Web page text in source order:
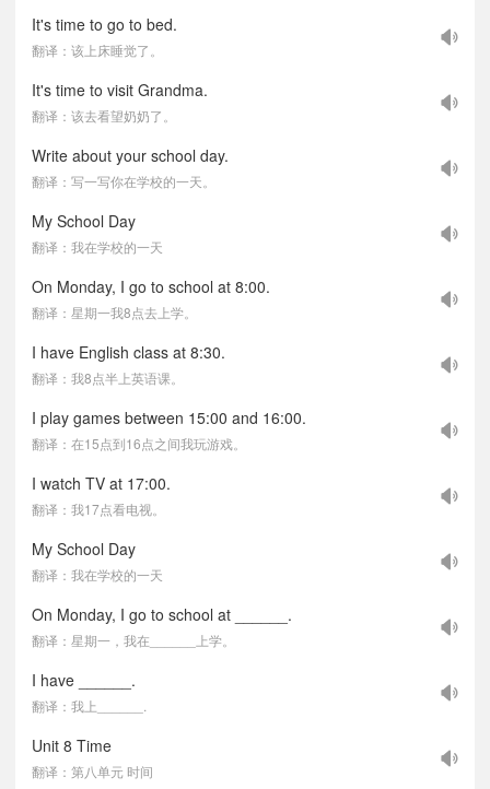
It's time to go to bed.
翻译：该上床睡觉了。
It's time to visit Grandma.
翻译：该去看望奶奶了。
Write about your school day.
翻译：写一写你在学校的一天。
My School Day
翻译：我在学校的一天
On Monday, I go to school at 8:00.
翻译：星期一我8点去上学。
I have English class at 8:30.
翻译：我8点半上英语课。
I play games between 15:00 and 16:00.
翻译：在15点到16点之间我玩游戏。
I watch TV at 17:00.
翻译：我17点看电视。
My School Day
翻译：我在学校的一天
On Monday, I go to school at ______.
翻译：星期一，我在______上学。
I have ______.
翻译：我上______.
Unit 8 Time
翻译：第八单元 时间